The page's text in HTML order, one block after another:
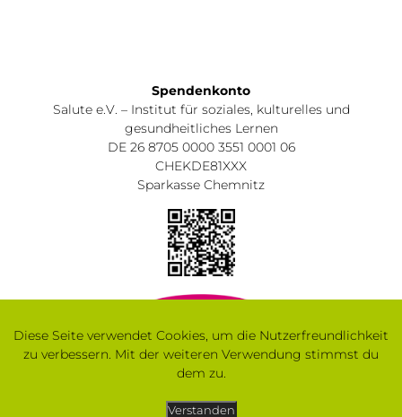
Spendenkonto
Salute e.V. – Institut für soziales, kulturelles und
gesundheitliches Lernen
DE 26 8705 0000 3551 0001 06
CHEKDE81XXX
Sparkasse Chemnitz
Diese Seite verwendet Cookies, um die Nutzerfreundlichkeit
zu verbessern. Mit der weiteren Verwendung stimmst du
dem zu.
Verstanden